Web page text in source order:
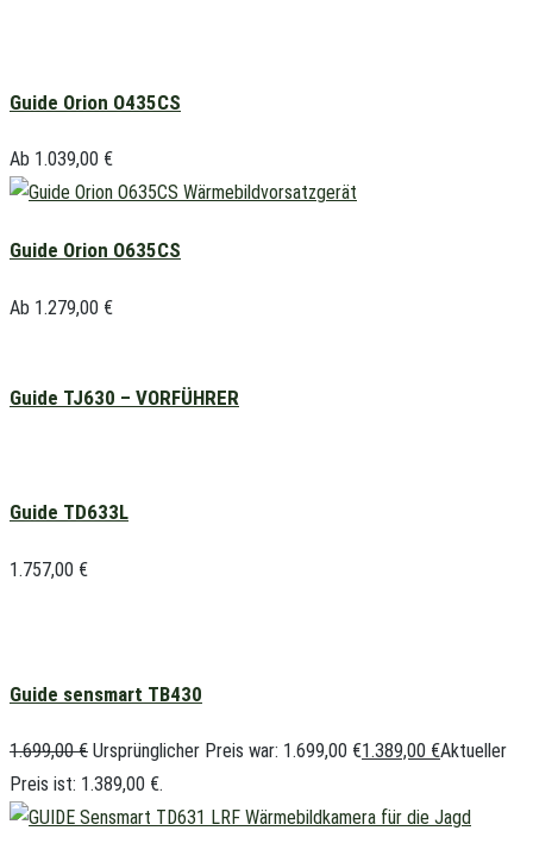
Guide Orion O435CS
Ab 1.039,00 €
Guide Orion O635CS
Ab 1.279,00 €
Guide TJ630 – VORFÜHRER
Guide TD633L
1.757,00 €
Guide sensmart TB430
1.699,00€ Ursprünglicher Preis war: 1.699,00 €1.389,00 €Aktueller
Preis ist: 1.389,00 €.